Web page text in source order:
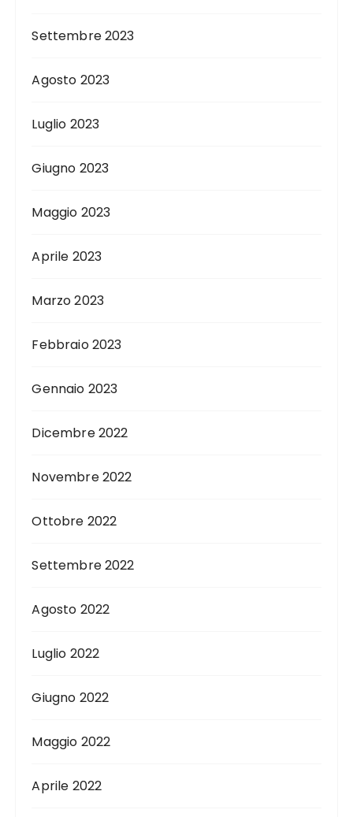
Settembre 2023
Agosto 2023
Luglio 2023
Giugno 2023
Maggio 2023
Aprile 2023
Marzo 2023
Febbraio 2023
Gennaio 2023
Dicembre 2022
Novembre 2022
Ottobre 2022
Settembre 2022
Agosto 2022
Luglio 2022
Giugno 2022
Maggio 2022
Aprile 2022